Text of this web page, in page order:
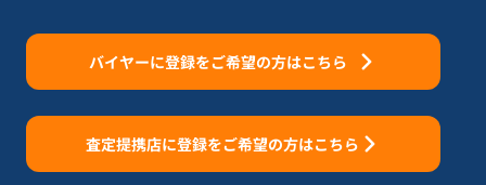
バイヤーに登録をご希望の方はこちら
査定提携店に登録をご希望の方はこちら